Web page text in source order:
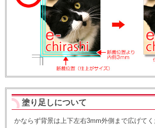
塗り足しについて
かならず背景は上下左右3mm外側まで広げて